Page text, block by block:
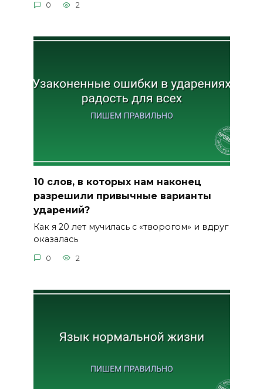
0 2
10 слов, в которых нам наконец
разрешили привычные варианты
ударений?
Как я 20 лет мучилась с «творогом» и вдруг
оказалась
0 2